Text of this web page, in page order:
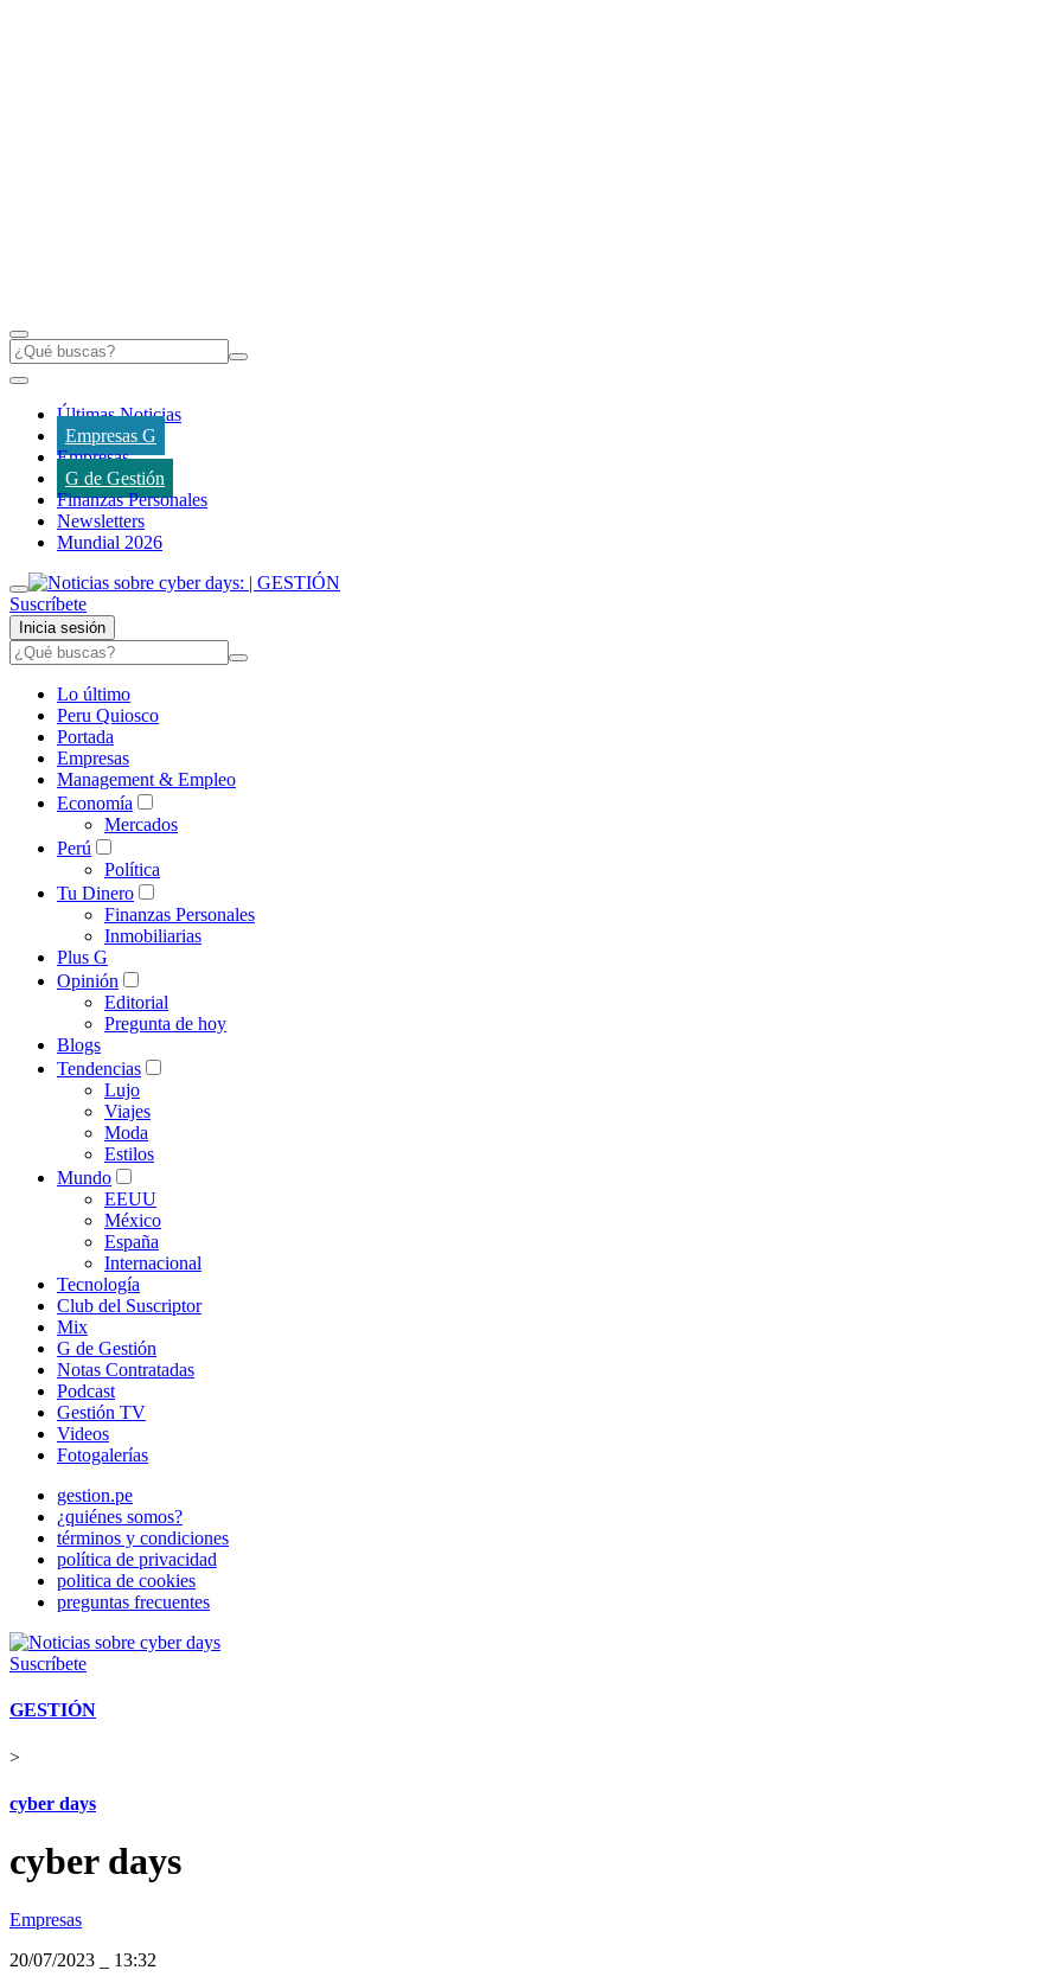
Últimas Noticias
Empresas G
Empresas
G de Gestión
Finanzas Personales
Newsletters
Mundial 2026
Suscríbete
Inicia sesión
Lo último
Peru Quiosco
Portada
Empresas
Management & Empleo
Economía
Mercados
Perú
Política
Tu Dinero
Finanzas Personales
Inmobiliarias
Plus G
Opinión
Editorial
Pregunta de hoy
Blogs
Tendencias
Lujo
Viajes
Moda
Estilos
Mundo
EEUU
México
España
Internacional
Tecnología
Club del Suscriptor
Mix
G de Gestión
Notas Contratadas
Podcast
Gestión TV
Videos
Fotogalerías
gestion.pe
¿quiénes somos?
términos y condiciones
política de privacidad
politica de cookies
preguntas frecuentes
Suscríbete
GESTIÓN
>
cyber days
cyber days
Empresas
20/07/2023
13:32